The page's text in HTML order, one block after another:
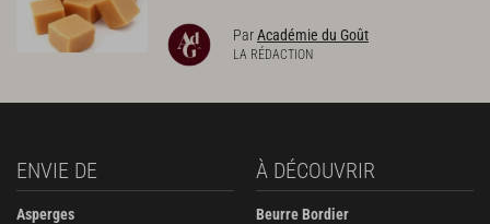
ParAcadémie du Goût
LA RÉDACTION
ENVIE DE
Asperges
À DÉCOUVRIR
Beurre Bordier